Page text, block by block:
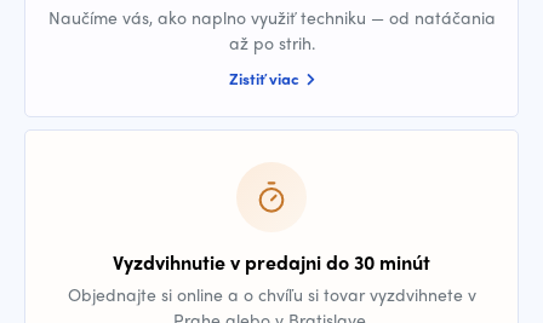
Naučíme vás, ako naplno využiť techniku — od natáčania
až po strih.
Zistiť viac
Vyzdvihnutie v predajni do 30 minút
Objednajte si online a o chvíľu si tovar vyzdvihnete v